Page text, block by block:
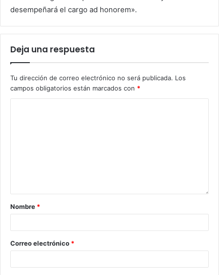
desempeñará el cargo ad honorem».
Deja una respuesta
Tu dirección de correo electrónico no será publicada. Los
campos obligatorios están marcados con *
Nombre *
Correo electrónico *